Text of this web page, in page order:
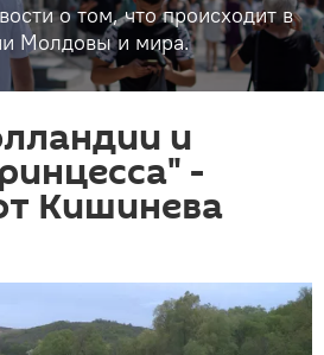
о том, что происходит в
Молдовы и мира.
и
-
Кишинева